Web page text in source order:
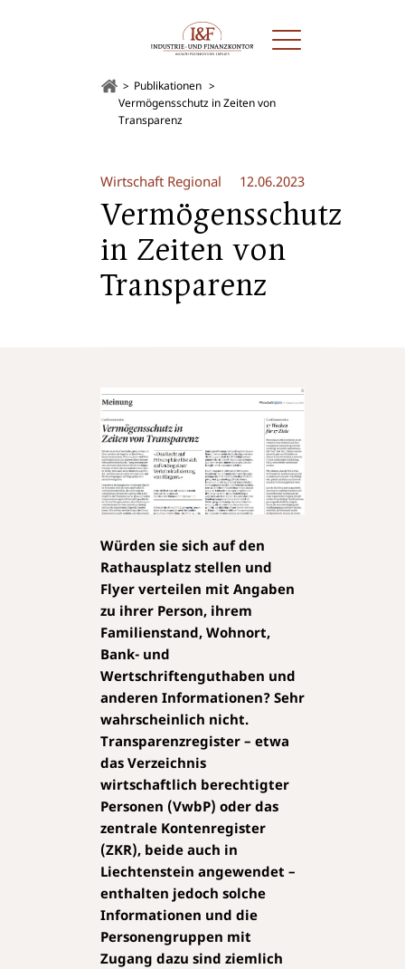
Publikationen
Vermögensschutz in Zeiten von
Transparenz
Wirtschaft Regional 12.06.2023
Vermögensschutz
in Zeiten von
Transparenz
Würden sie sich auf den
Rathausplatz stellen und
Flyer verteilen mit Angaben
zu ihrer Person, ihrem
Familienstand, Wohnort,
Bank- und
Wertschriftenguthaben und
anderen Informationen? Sehr
wahrscheinlich nicht.
Transparenzregister – etwa
das Verzeichnis
wirtschaftlich berechtigter
Personen (VwbP) oder das
zentrale Kontenregister
(ZKR), beide auch in
Liechtenstein angewendet –
enthalten jedoch solche
Informationen und die
Personengruppen mit
Zugang dazu sind ziemlich